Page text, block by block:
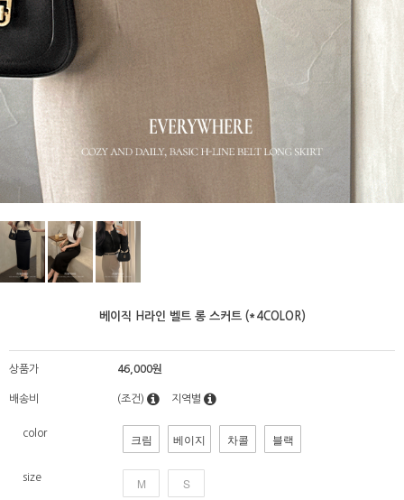
베이직 H라인 벨트 롱 스커트 (*4COLOR)
상품가 46,000원
배송비 (조건) 지역별
color 크림 베이지 차콜 블랙
size M S